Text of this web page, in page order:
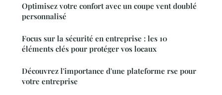
Optimisez votre confort avec un coupe vent doublé
personnalisé
Focus sur la sécurité en entreprise : les 10
éléments clés pour protéger vos locaux
Découvrez l'importance d'une plateforme rse pour
votre entreprise